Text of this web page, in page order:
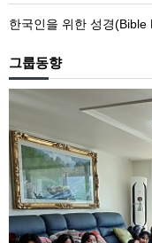
신
결
―
스
도
의
신
성
한국인을 위한 성경
그룹동향
과
19-
4
주
일